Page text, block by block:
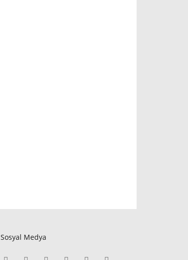
Sosyal Medya